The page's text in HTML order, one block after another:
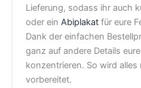
Lieferung, sodass ihr auch
oder ein Abiplakat für eure
Dank der einfachen
ganz auf andere Details
konzentrieren. So wird
vorbereitet.